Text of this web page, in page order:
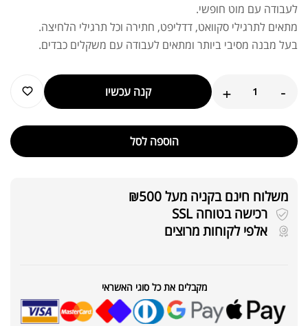
לעבודה עם מוט חופשי.
מתאים לתרגילי סקוואט, דדליפט, חתירה וכל תרגילי הלחיצה.
בעל מבנה מסיבי ביותר ומתאים לעבודה עם משקלים כבדים.
-
+ קנה עכשיו
הוספה לסל
משלוח חינם בקניה מעל ₪500
רכישה בטוחה SSL
אלפי לקוחות מרוצים
מקבלים את כל סוגי האשראי